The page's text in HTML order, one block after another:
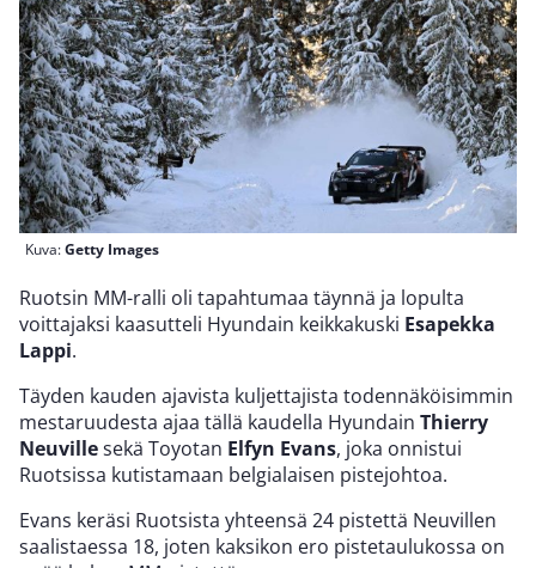
Kuva:Getty Images
Ruotsin MM-ralli oli tapahtumaa täynnä ja lopulta
voittajaksi kaasutteli Hyundain keikkakuski Esapekka
Lappi.
Täyden kauden ajavista kuljettajista todennäköisimmin
mestaruudesta ajaa tällä kaudella Hyundain Thierry
Neuvillesekä Toyotan Elfyn Evans, joka onnistui
Ruotsissa kutistamaan belgialaisen pistejohtoa.
Evans keräsi Ruotsista yhteensä 24 pistettä Neuvillen
saalistaessa 18, joten kaksikon ero pistetaulukossa on